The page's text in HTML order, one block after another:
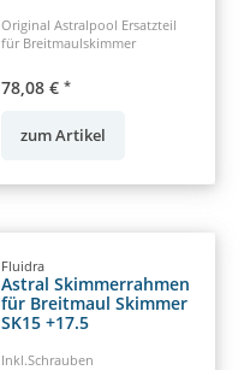
Original Astralpool Ersatzteil
für Breitmaulskimmer
78,08 € *
zum Artikel
Fluidra
Astral Skimmerrahmen
für Breitmaul Skimmer
SK15 +17.5
Inkl.Schrauben